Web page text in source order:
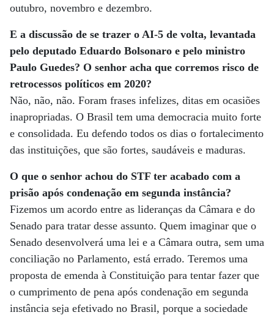
outubro, novembro e dezembro.
E a discussão de se trazer o AI-5 de volta, levantada
pelo deputado Eduardo Bolsonaro e pelo ministro
Paulo Guedes? O senhor acha que corremos risco de
retrocessos políticos em 2020?
Não, não, não. Foram frases infelizes, ditas em ocasiões
inapropriadas. O Brasil tem uma democracia muito forte
e consolidada. Eu defendo todos os dias o fortalecimento
das instituições, que são fortes, saudáveis e maduras.
O que o senhor achou do STF ter acabado com a
prisão após condenação em segunda instância?
Fizemos um acordo entre as lideranças da Câmara e do
Senado para tratar desse assunto. Quem imaginar que o
Senado desenvolverá uma lei e a Câmara outra, sem uma
conciliação no Parlamento, está errado. Teremos uma
proposta de emenda à Constituição para tentar fazer que
o cumprimento de pena após condenação em segunda
instância seja efetivado no Brasil, porque a sociedade